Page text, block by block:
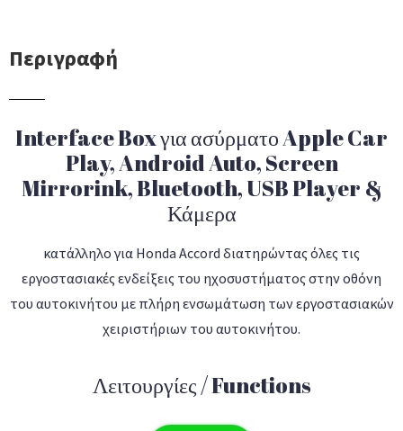
Περιγραφή
Interface Box για ασύρματο Apple Car
Play, Android Auto, Screen
Mirrorink, Bluetooth, USB Player &
Κάμερα
κατάλληλο για Honda Accord διατηρώντας όλες τις
εργοστασιακές ενδείξεις του ηχοσυστήματος στην οθόνη
του αυτοκινήτου με πλήρη ενσωμάτωση των εργοστασιακών
χειριστήριων του αυτοκινήτου.
Λειτουργίες / Functions